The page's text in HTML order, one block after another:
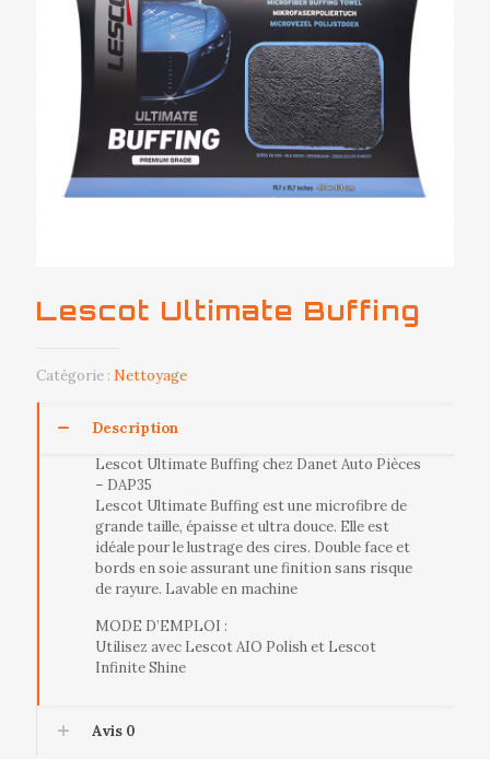
Lescot Ultimate Buffing
Catégorie : Nettoyage
Description
Lescot Ultimate Buffing chez Danet Auto Pièces
– DAP35
Lescot Ultimate Buffing est une microfibre de
grande taille, épaisse et ultra douce. Elle est
idéale pour le lustrage des cires. Double face et
bords en soie assurant une finition sans risque
de rayure. Lavable en machine
MODE D’EMPLOI :
Utilisez avec Lescot AIO Polish et Lescot
Infinite Shine
Avis 0